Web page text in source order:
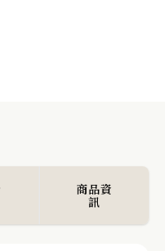
商品資
訊